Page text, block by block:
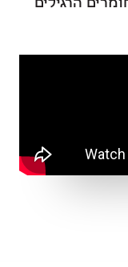
הרגילים